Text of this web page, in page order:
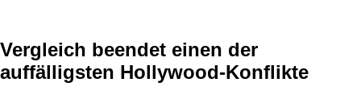
Vergleich beendet einen der
auffälligsten Hollywood-Konflikte